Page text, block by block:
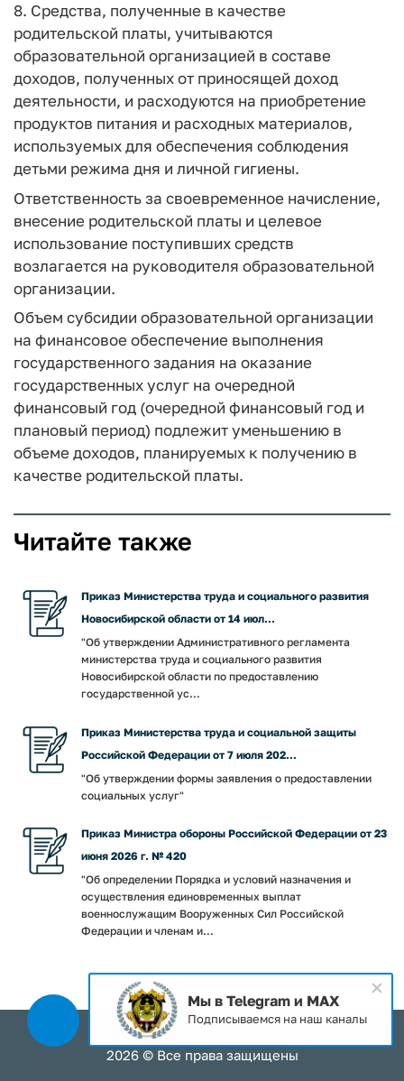
8. Средства, полученные в качестве
родительской платы, учитываются
образовательной организацией в составе
доходов, полученных от приносящей доход
деятельности, и расходуются на приобретение
продуктов питания и расходных материалов,
используемых для обеспечения соблюдения
детьми режима дня и личной гигиены.
Ответственность за своевременное начисление,
внесение родительской платы и целевое
использование поступивших средств
возлагается на руководителя образовательной
организации.
Объем субсидии образовательной организации
на финансовое обеспечение выполнения
государственного задания на оказание
государственных услуг на очередной
финансовый год (очередной финансовый год и
плановый период) подлежит уменьшению в
объеме доходов, планируемых к получению в
качестве родительской платы.
Читайте также
Приказ Министерства труда и социального развития
Новосибирской области от 14 июл...
"Об утверждении Административного регламента
министерства труда и социального развития
Новосибирской области по предоставлению
государственной ус...
Приказ Министерства труда и социальной защиты
Российской Федерации от 7 июля 202...
"Об утверждении формы заявления о предоставлении
социальных услуг"
Приказ Министра обороны Российской Федерации от 23
июня 2026 г. № 420
"Об определении Порядка и условий назначения и
осуществления единовременных выплат
военнослужащим Вооруженных Сил Российской
Федерации и членам и...
2026 © Все права защищены
Мы в Telegram и MAX
Подписываемся на наш каналы